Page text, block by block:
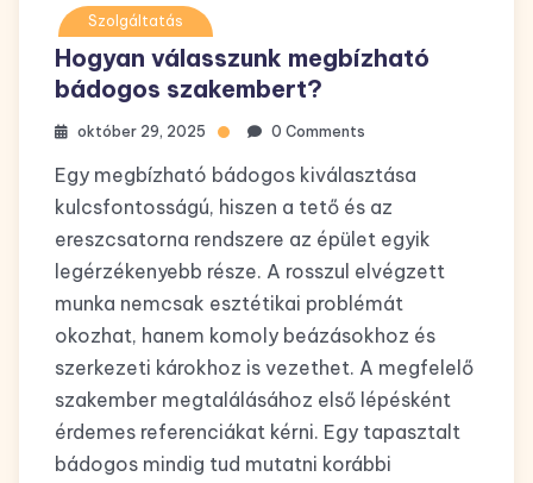
Szolgáltatás
Hogyan válasszunk megbízható
bádogos szakembert?
október 29, 2025 0 Comments
Egy megbízható bádogos kiválasztása
kulcsfontosságú, hiszen a tető és az
ereszcsatorna rendszere az épület egyik
legérzékenyebb része. A rosszul elvégzett
munka nemcsak esztétikai problémát
okozhat, hanem komoly beázásokhoz és
szerkezeti károkhoz is vezethet. A megfelelő
szakember megtalálásához első lépésként
érdemes referenciákat kérni. Egy tapasztalt
bádogos mindig tud mutatni korábbi